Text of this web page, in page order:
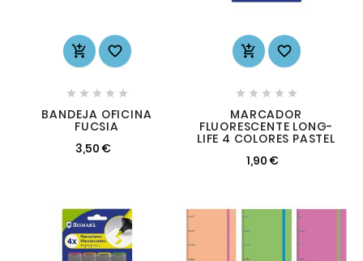
 
    
BANDEJA OFICINA
FUCSIA
3,50 €
 
    
MARCADOR
FLUORESCENTE LONG-
LIFE 4 COLORES PASTEL
1,90 €